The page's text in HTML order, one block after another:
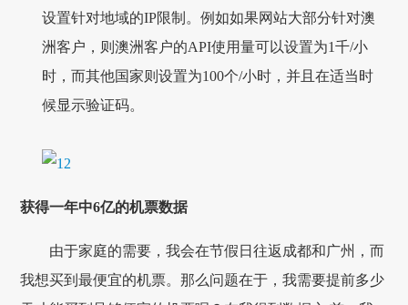
设置针对地域的IP限制。例如如果网站大部分针对澳
洲客户，则澳洲客户的API使用量可以设置为1千/小
时，而其他国家则设置为100个/小时，并且在适当时
候显示验证码。
获得一年中6亿的机票数据
由于家庭的需要，我会在节假日往返成都和广州，而
我想买到最便宜的机票。那么问题在于，我需要提前多少